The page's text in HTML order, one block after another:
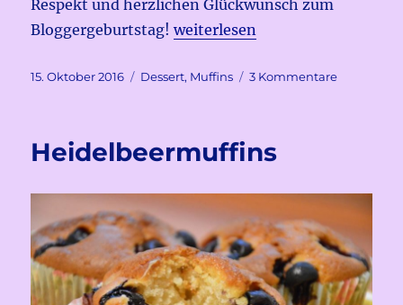
Respekt und herzlichen Glückwunsch zum
Bloggergeburtstag!„Bananen-Schoko-Muffins“
weiterlesen
Veröffentlicht
15. Oktober 2016 Kategorien
Dessert, Muffins 3 Kommentarezu
Heidelbeermuffins